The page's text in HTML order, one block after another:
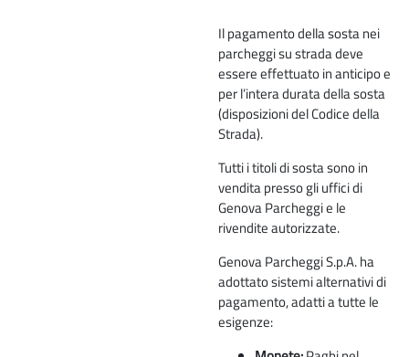
Il pagamento della sosta nei
parcheggi su strada deve
essere effettuato in anticipo e
per l’intera durata della sosta
(disposizioni del Codice della
Strada).
Tutti i titoli di sosta sono in
vendita presso gli uffici di
Genova Parcheggi e le
rivendite autorizzate.
Genova Parcheggi S.p.A. ha
adottato sistemi alternativi di
pagamento, adatti a tutte le
esigenze: